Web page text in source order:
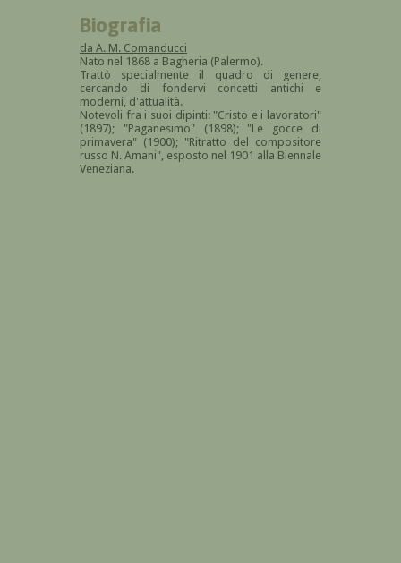
Biografia
da A. M. Comanducci
Nato nel 1868 a Bagheria (Palermo).
Trattò specialmente il quadro di genere,
cercando di fondervi concetti antichi e
moderni, d'attualità.
Notevoli fra i suoi dipinti: "Cristo e i lavoratori"
(1897); "Paganesimo" (1898); "Le gocce di
primavera" (1900); "Ritratto del compositore
russo N. Amani", esposto nel 1901 alla Biennale
Veneziana.